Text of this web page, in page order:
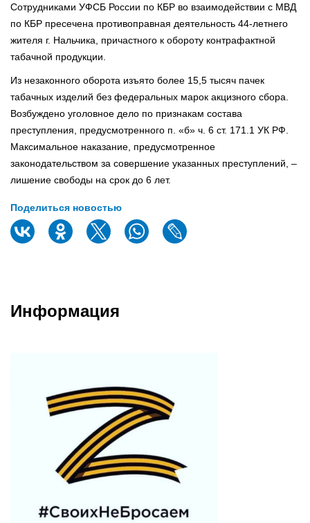
Сотрудниками УФСБ России по КБР во взаимодействии с МВД
по КБР пресечена противоправная деятельность 44-летнего
жителя г. Нальчика, причастного к обороту контрафактной
табачной продукции.
Из незаконного оборота изъято более 15,5 тысяч пачек
табачных изделий без федеральных марок акцизного сбора.
Возбуждено уголовное дело по признакам состава
преступления, предусмотренного п. «б» ч. 6 ст. 171.1 УК РФ.
Максимальное наказание, предусмотренное
законодательством за совершение указанных преступлений, –
лишение свободы на срок до 6 лет.
Поделиться новостью
Информация